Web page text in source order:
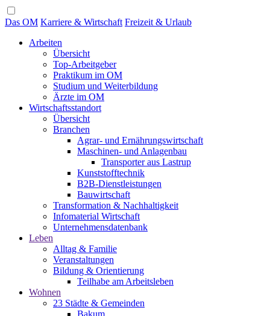
Das OM Karriere & Wirtschaft Freizeit & Urlaub
Arbeiten
Übersicht
Top-Arbeitgeber
Praktikum im OM
Studium und Weiterbildung
Ärzte im OM
Wirtschaftsstandort
Übersicht
Branchen
Agrar- und Ernährungswirtschaft
Maschinen- und Anlagenbau
Transporter aus Lastrup
Kunststofftechnik
B2B-Dienstleistungen
Bauwirtschaft
Transformation & Nachhaltigkeit
Infomaterial Wirtschaft
Unternehmensdatenbank
Leben
Alltag & Familie
Veranstaltungen
Bildung & Orientierung
Teilhabe am Arbeitsleben
Wohnen
23 Städte & Gemeinden
Bakum